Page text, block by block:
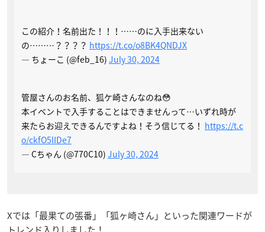
この紹介！名前出た！！！……のに入手出来ない
の………？？？？ https://t.co/o8BK4QNDJX
— ちょーこ (@feb_16) July 30, 2024
管屋さんのお名前、狐ケ崎さんなのね😳
本イベントで入手することはできませんって…いずれ時が
来たらお迎えできるんですよね！そう信じてる！ https://t.c
o/ckfO5lIDe7
— Cちゃん (@770C10) July 30, 2024
Xでは「最果ての張番」「狐ヶ崎さん」といった関連ワードが